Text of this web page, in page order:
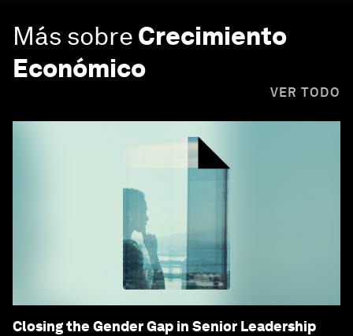
Más sobre Crecimiento
Económico
VER TODO
Closing the Gender Gap in Senior Leadership